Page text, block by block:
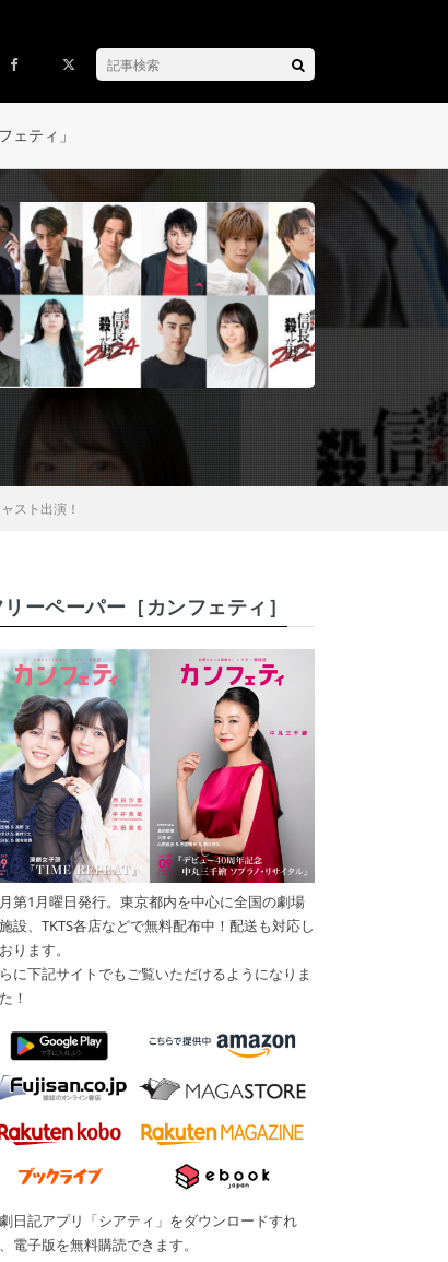
ェティ」
スト出演！
リーペーパー［カンフェティ］
第1月曜日発行。東京都内を中心に全国の劇場
設、TKTS各店などで無料配布中！配送も対応し
ります。
に下記サイトでもご覧いただけるようになりま
！
日記アプリ「シアティ」をダウンロードすれ
電子版を無料購読できます。